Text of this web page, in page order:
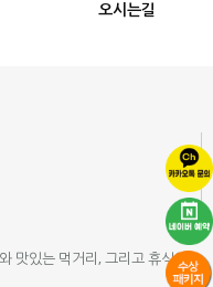
오시는길
맛있는 먹거리, 그리고 휴식이